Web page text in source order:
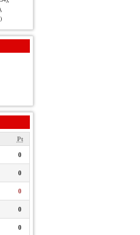
Pt
0
0
0
0
0